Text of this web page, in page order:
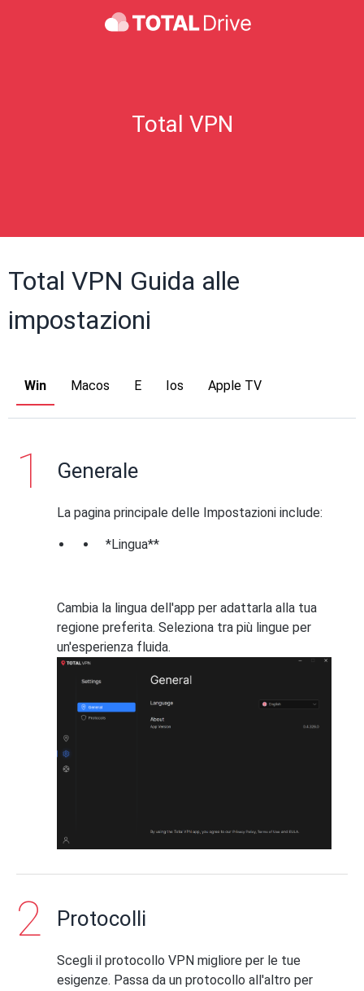
Total VPN
Total VPN Guida alle
impostazioni
Win Macos E Ios Apple TV
Generale
La pagina principale delle Impostazioni include:
*Lingua**
Cambia la lingua dell'app per adattarla alla tua
regione preferita. Seleziona tra più lingue per
un'esperienza fluida.
Protocolli
Scegli il protocollo VPN migliore per le tue
esigenze. Passa da un protocollo all'altro per